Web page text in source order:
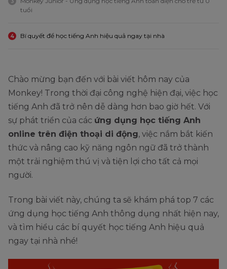
tuổi
4 Bí quyết để học tiếng Anh hiệu quả ngay tại nhà
Chào mừng bạn đến với bài viết hôm nay của
Monkey! Trong thời đại công nghệ hiện đại, việc học
tiếng Anh đã trở nên dễ dàng hơn bao giờ hết. Với
sự phát triển của các ứng dụng học tiếng Anh
online trên điện thoại di động, việc nắm bắt kiến
thức và nâng cao kỹ năng ngôn ngữ đã trở thành
một trải nghiệm thú vị và tiện lợi cho tất cả mọi
người.
Trong bài viết này, chúng ta sẽ khám phá top 7 các
ứng dụng học tiếng Anh thông dụng nhất hiện nay,
và tìm hiểu các bí quyết học tiếng Anh hiệu quả
ngay tại nhà nhé!